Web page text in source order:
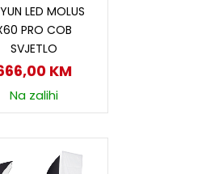
LED MOLUS
PRO COB
SVJETLO
KM
Na zalihi